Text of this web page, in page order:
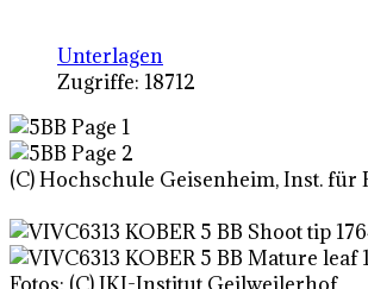
Unterlagen
Zugriffe: 18712
(C) Hochschule Geisenheim, Inst. für